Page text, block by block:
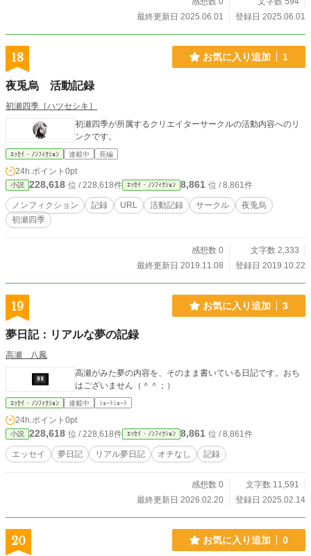
最終更新日 2025.06.01
登録日 2025.06.01
18 お気に入り追加 1
夜兎烏 活動記録
初瀬四季［ハツセシキ］
初瀬四季が所属するクリエイターサークルの活動内容へのリ
ンクです。
ｴｯｾｲ・ﾉﾝﾌｨｸｼｮﾝ 連載中 長編
24h.ポイント 0pt
小説 228,618 位 / 228,618件 ｴｯｾｲ・ﾉﾝﾌｨｸｼｮﾝ 8,861 位 / 8,861件
ノンフィクション 記録 URL 活動記録 サークル
夜兎烏
初瀬四季
感想数 0
文字数 2,333
最終更新日 2019.11.08
登録日 2019.10.22
19 お気に入り追加 3
夢日記：リアルな夢の記録
高瀬 八鳳
高瀬がみた夢の内容を、そのまま書いている日記です。おち
はございません（＾＾；）
ｴｯｾｲ・ﾉﾝﾌｨｸｼｮﾝ 連載中 ｼｮｰﾄｼｮｰﾄ
24h.ポイント 0pt
小説 228,618 位 / 228,618件 ｴｯｾｲ・ﾉﾝﾌｨｸｼｮﾝ 8,861 位 / 8,861件
エッセイ 夢日記 リアル夢日記 オチなし 記録
感想数 0
文字数 11,591
最終更新日 2026.02.20
登録日 2025.02.14
20 お気に入り追加 0